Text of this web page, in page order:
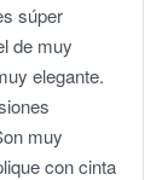
súper
de muy
elegante.
muy
con cinta